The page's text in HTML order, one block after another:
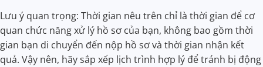
Lưu ý quan trọng: Thời gian nêu trên chỉ là thời gian để cơ
quan chức năng xử lý hồ sơ của bạn, không bao gồm thời
gian bạn di chuyển đến nộp hồ sơ và thời gian nhận kết
quả. Vậy nên, hãy sắp xếp lịch trình hợp lý để tránh bị động